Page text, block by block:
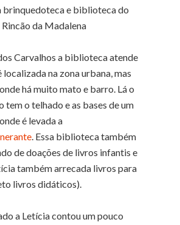
brinquedoteca e biblioteca do
Rincão da Madalena
Carvalhos a biblioteca atende
localizada na zona urbana, mas
há muito mato e barro. Lá o
tem o telhado e as bases de um
é levada a
. Essa biblioteca também
de doações de livros infantis e
também arrecada livros para
livros didáticos).
a Letícia contou um pouco